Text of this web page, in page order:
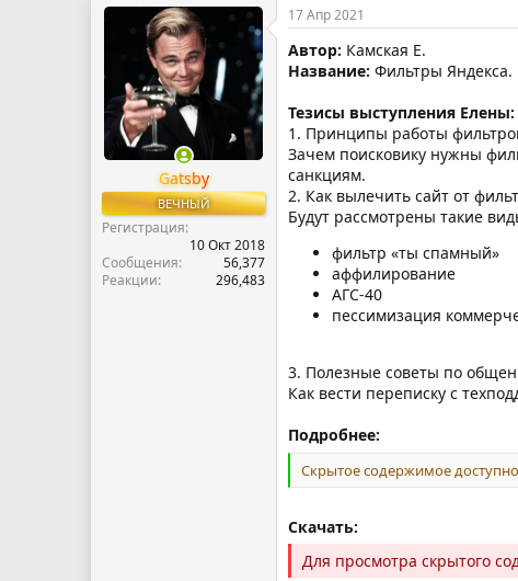
т
м
ы
т
а
н
а
ч
а
л
а
Gatsby
ВЕЧНЫЙ
Регистрация
10 Окт 2018
Сообщения
56,377
Реакции
296,483
17 Апр 2021
Автор: Камская Е.
Название: Фильтры Яндекса.
Тезисы выступления Елены:
1. Принципы работы
Зачем поисковику нужны
санкциям.
2. Как вылечить сайт от
Будут рассмотрены такие
фильтр «ты спамный»
аффилирование
АГС-40
пессимизация
3. Полезные советы по
Как вести переписку с
Подробнее:
Скрытое содержимое
Скачать:
Для просмотра скрытого